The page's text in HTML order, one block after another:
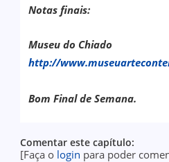
Notas finais:
Museu do Chiado
http://
Bom Final de Semana.
Comentar este capítulo:
[Faça o login para poder